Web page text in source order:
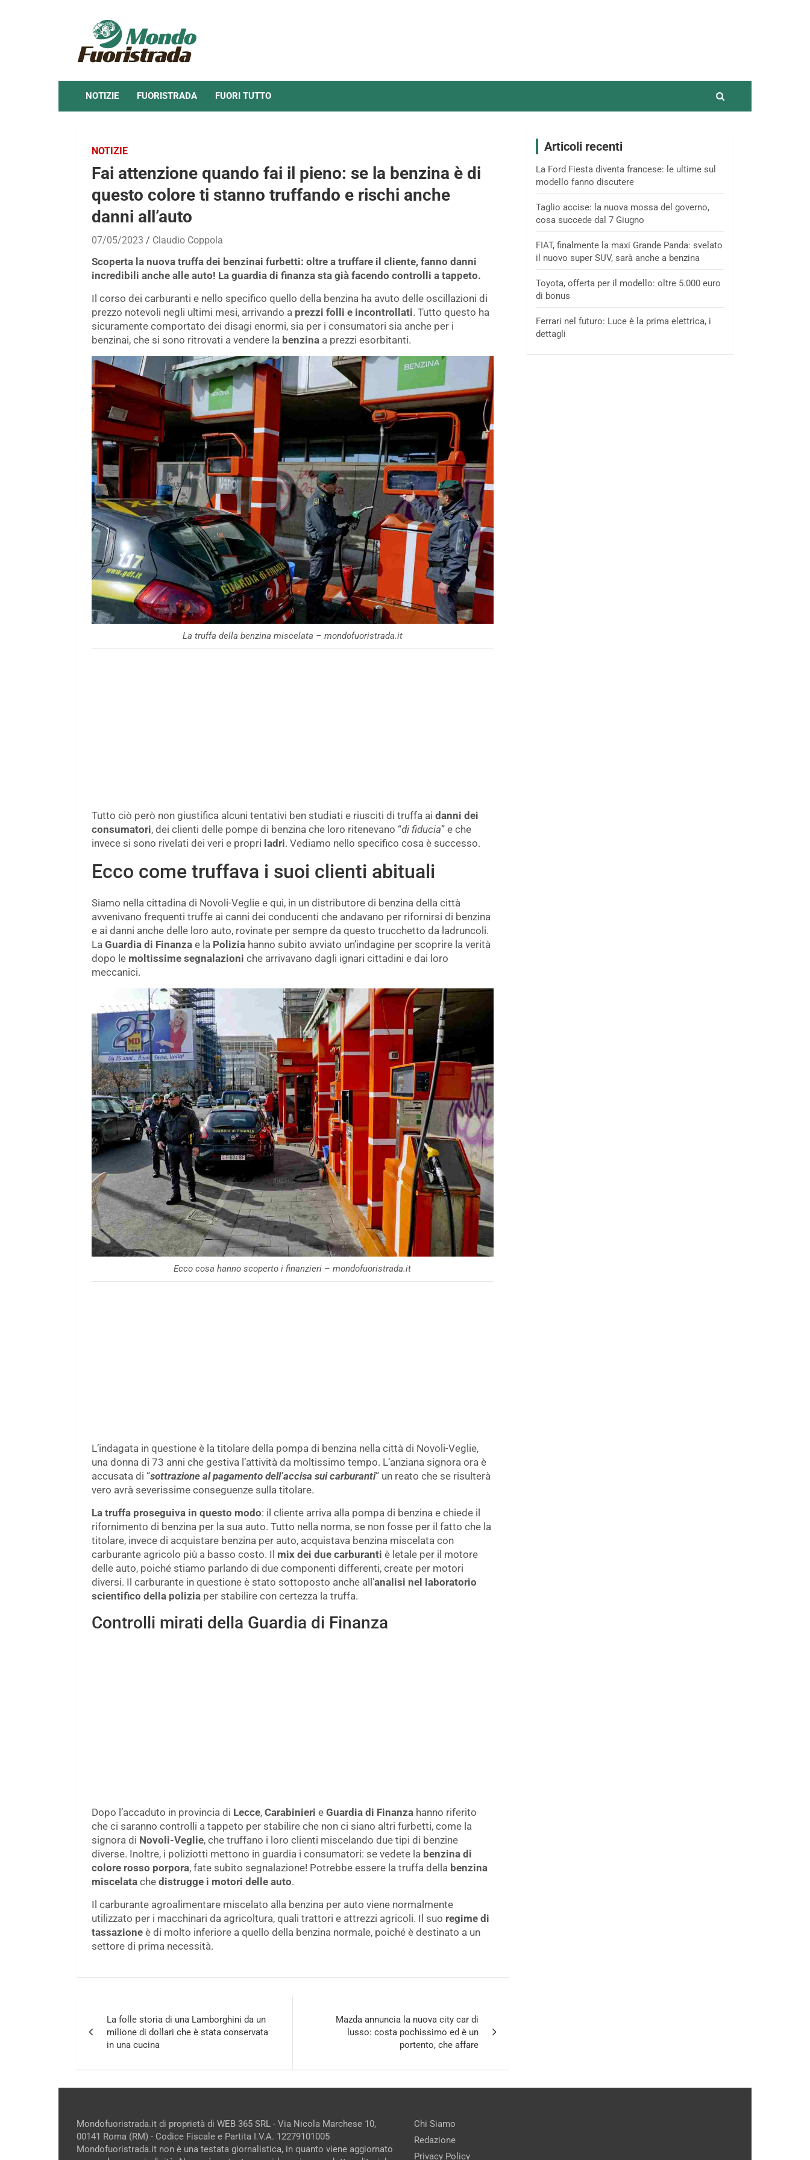
NOTIZIE FUORISTRADA FUORI TUTTO
NOTIZIE
Fai attenzione quando fai il pieno: se la benzina è di
questo colore ti stanno truffando e rischi anche
danni all’auto
07/05/2023 Claudio Coppola
Scoperta la nuova truffa dei benzinai furbetti: oltre a truffare il cliente, fanno danni
incredibili anche alle auto! La guardia di finanza sta già facendo controlli a tappeto.
Il corso dei carburanti e nello specifico quello della benzina ha avuto delle oscillazioni di
prezzo notevoli negli ultimi mesi, arrivando a prezzi folli e incontrollati. Tutto questo ha
sicuramente comportato dei disagi enormi, sia per i consumatori sia anche per i
benzinai, che si sono ritrovati a vendere la benzina a prezzi esorbitanti.
La truffa della benzina miscelata – mondofuoristrada.it
Tutto ciò però non giustifica alcuni tentativi ben studiati e riusciti di truffa ai danni dei
consumatori, dei clienti delle pompe di benzina che loro ritenevano “di fiducia” e che
invece si sono rivelati dei veri e propri ladri. Vediamo nello specifico cosa è successo.
Ecco come truffava i suoi clienti abituali
Siamo nella cittadina di Novoli-Veglie e qui, in un distributore di benzina della città
avvenivano frequenti truffe ai canni dei conducenti che andavano per rifornirsi di benzina
e ai danni anche delle loro auto, rovinate per sempre da questo trucchetto da ladruncoli.
La Guardia di Finanza e la Polizia hanno subito avviato un’indagine per scoprire la verità
dopo le moltissime segnalazioni che arrivavano dagli ignari cittadini e dai loro
meccanici.
Ecco cosa hanno scoperto i finanzieri – mondofuoristrada.it
L’indagata in questione è la titolare della pompa di benzina nella città di Novoli-Veglie,
una donna di 73 anni che gestiva l’attività da moltissimo tempo. L’anziana signora ora è
accusata di “sottrazione al pagamento dell’accisa sui carburanti” un reato che se risulterà
vero avrà severissime conseguenze sulla titolare.
La truffa proseguiva in questo modo: il cliente arriva alla pompa di benzina e chiede il
rifornimento di benzina per la sua auto. Tutto nella norma, se non fosse per il fatto che la
titolare, invece di acquistare benzina per auto, acquistava benzina miscelata con
carburante agricolo più a basso costo. Il mix dei due carburanti è letale per il motore
delle auto, poiché stiamo parlando di due componenti differenti, create per motori
diversi. Il carburante in questione è stato sottoposto anche all’analisi nel laboratorio
scientifico della polizia per stabilire con certezza la truffa.
Controlli mirati della Guardia di Finanza
Dopo l’accaduto in provincia di Lecce, Carabinieri e Guardia di Finanza hanno riferito
che ci saranno controlli a tappeto per stabilire che non ci siano altri furbetti, come la
signora di Novoli-Veglie, che truffano i loro clienti miscelando due tipi di benzine
diverse. Inoltre, i poliziotti mettono in guardia i consumatori: se vedete la benzina di
colore rosso porpora, fate subito segnalazione! Potrebbe essere la truffa della benzina
miscelata che distrugge i motori delle auto.
Il carburante agroalimentare miscelato alla benzina per auto viene normalmente
utilizzato per i macchinari da agricoltura, quali trattori e attrezzi agricoli. Il suo regime di
tassazione è di molto inferiore a quello della benzina normale, poiché è destinato a un
settore di prima necessità.
articoli
La folle storia di una Lamborghini da un
milione di dollari che è stata conservata
in una cucina
Mazda annuncia la nuova city car di
lusso: costa pochissimo ed è un
portento, che affare
Articoli recenti
La Ford Fiesta diventa francese: le ultime sul
modello fanno discutere
Taglio accise: la nuova mossa del governo,
cosa succede dal 7 Giugno
FIAT, finalmente la maxi Grande Panda: svelato
il nuovo super SUV, sarà anche a benzina
Toyota, offerta per il modello: oltre 5.000 euro
di bonus
Ferrari nel futuro: Luce è la prima elettrica, i
dettagli
Mondofuoristrada.it di proprietà di WEB 365 SRL - Via Nicola Marchese 10,
00141 Roma (RM) - Codice Fiscale e Partita I.V.A. 12279101005
Mondofuoristrada.it non è una testata giornalistica, in quanto viene aggiornato
Chi Siamo
Redazione
Privacy Policy